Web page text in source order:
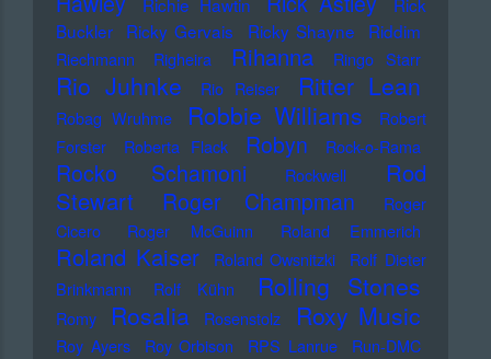
Richie Hawtin
Rick
Buckler
Ricky Gervais Ricky Shayne Riddim
Riechmann Righeira Rihanna Ringo Starr
Rio Juhnke Rio Reiser Ritter Lean
Robag Wruhme Robbie Williams
Robert
Forster
Roberta Flack Robyn Rock-o-Rama
Rocko Schamoni Rockwell
Rod
Stewart
Roger Champman
Roger
Cicero
Roger McGuinn Roland Emmerich
Roland Kaiser Roland Owsnitzki
Rolf Dieter
Brinkmann
Rolf Kühn Rolling Stones
Romy Rosalia Rosenstolz Roxy Music
Roy Ayers Roy Orbison RPS Lanrue
Run-DMC